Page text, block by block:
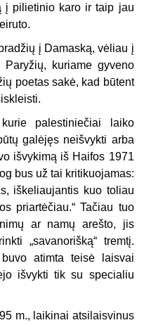
į pilietinio karo ir taip jau
į Damaską, vėliau į
kuriame gyveno
poetas sakė, kad būtent
palestiniečiai laiko
galėjęs neišvykti arba
išvykimą iš Haifos 1971
bus už tai kritikuojamas:
iškeliaujantis kuo toliau
priartėčiau.“ Tačiau tuo
ar namų arešto, jis
„savanorišką“ tremtį.
atimta teisė laisvai
išvykti tik su specialiu
m., laikinai atsilaisvinus